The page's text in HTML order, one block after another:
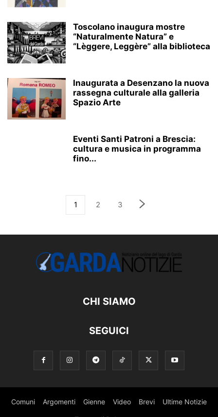
Toscolano inaugura mostre
“Naturalmente Natura” e
“Lèggere, Leggère” alla biblioteca
Inaugurata a Desenzano la nuova
rassegna culturale alla galleria
Spazio Arte
Eventi Santi Patroni a Brescia:
cultura e musica in programma
fino...
1 2 3
CHI SIAMO
SEGUICI
Comuni Argomenti Gienne Video Brevi Ultime Notizie